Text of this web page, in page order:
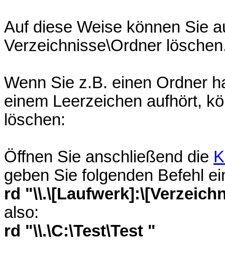
Auf diese Weise können Sie
Verzeichnisse\Ordner
Wenn Sie z.B. einen Ordner
einem Leerzeichen aufhört,
löschen:
Öffnen Sie anschließend die
geben Sie folgenden Befehl
rd
also:
rd "\\.\C:\Test\Test "